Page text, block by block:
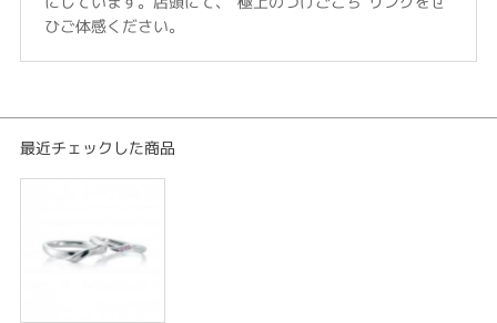
ひご体感ください。
最近チェックした商品